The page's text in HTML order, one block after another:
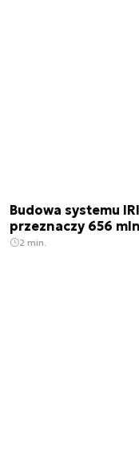
Budowa systemu
przeznaczy 656
2 min.